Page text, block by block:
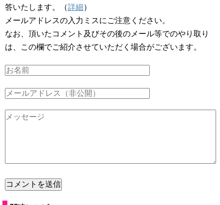
答いたします。（詳細）
メールアドレスの入力ミスにご注意ください。
なお、頂いたコメント及びその後のメール等でのやり取り
は、この欄でご紹介させていただく場合がございます。